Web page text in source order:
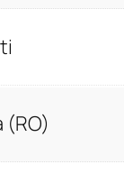
(RO)